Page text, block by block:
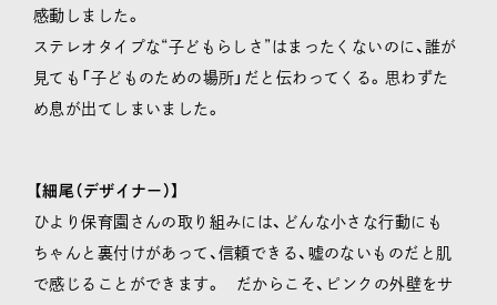
感動しました。
ステレオタイプな“子どもらしさ”はまったくないのに、誰が
見ても「子どものための場所」だと伝わってくる。思わずた
め息が出てしまいました。
【細尾（デザイナー）】
ひより保育園さんの取り組みには、どんな小さな行動にも
ちゃんと裏付けがあって、信頼できる、嘘のないものだと肌
で感じることができます。 だからこそ、ピンクの外壁をサ